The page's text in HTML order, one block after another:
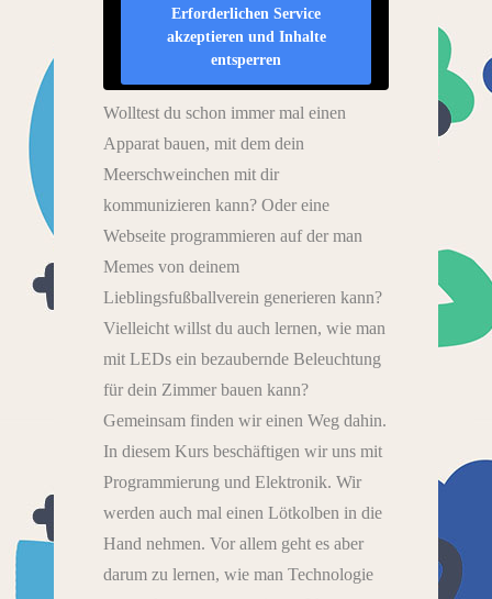
Erforderlichen Service
akzeptieren und Inhalte
entsperren
Wolltest du schon immer mal einen
Apparat bauen, mit dem dein
Meerschweinchen mit dir
kommunizieren kann? Oder eine
Webseite programmieren auf der man
Memes von deinem
Lieblingsfußballverein generieren kann?
Vielleicht willst du auch lernen, wie man
mit LEDs ein bezaubernde Beleuchtung
für dein Zimmer bauen kann?
Gemeinsam finden wir einen Weg dahin.
In diesem Kurs beschäftigen wir uns mit
Programmierung und Elektronik. Wir
werden auch mal einen Lötkolben in die
Hand nehmen. Vor allem geht es aber
darum zu lernen, wie man Technologie